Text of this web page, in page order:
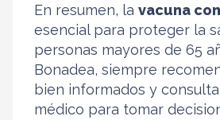
En resumen, la vacuna
esencial para proteger la
personas mayores de 65
Bonadea, siempre
bien informados y
médico para tomar